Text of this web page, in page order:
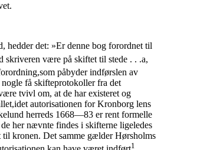
hedder det: »Er denne bog forordnet til
skriveren være på skiftet til stede . . .a,
påbyder indførslen av
få skifteprotokoller fra det
tvivl om, at de har existeret og
autorisationen for Kronborg lens
herreds 1668—83 er rent formelle
her nævnte findes i skifterne ligeledes
kronen. Det samme gælder Hørsholms
1